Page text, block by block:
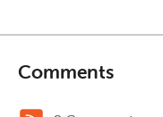
Comments